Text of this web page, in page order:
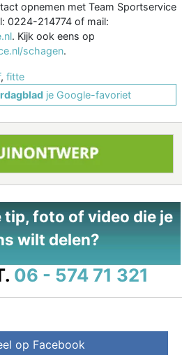
opnemen met Team Sportservice
0224-214774 of mail:
. Kijk ook eens op
schagen.
, fitte
je Google-favoriet
tip, foto of video die je
wilt delen?
06 - 574 71 321
op Facebook